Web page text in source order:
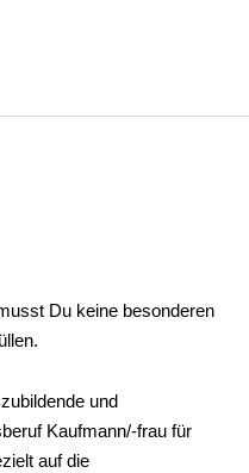
Du keine besonderen
und
Kaufmann/-frau für
auf die